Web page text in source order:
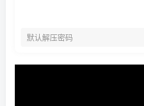
默认解压密码